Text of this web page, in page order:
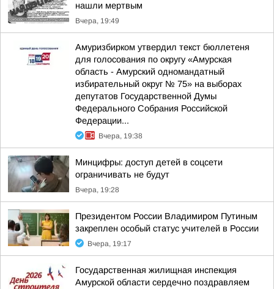
нашли мертвым
Вчера, 19:49
Амуризбирком утвердил текст бюллетеня
для голосования по округу «Амурская
область - Амурский одномандатный
избирательный округ № 75» на выборах
депутатов Государственной Думы
Федерального Собрания Российской
Федерации...
Вчера, 19:38
Минцифры: доступ детей в соцсети
ограничивать не будут
Вчера, 19:28
Президентом России Владимиром Путиным
закреплен особый статус учителей в России
Вчера, 19:17
Государственная жилищная инспекция
Амурской области сердечно поздравляем